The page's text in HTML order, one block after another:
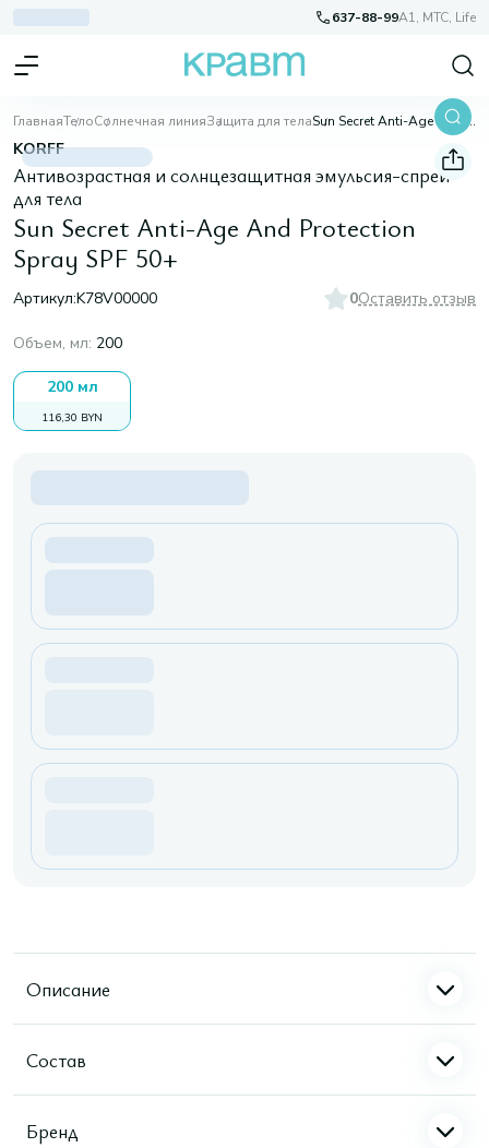
637-88-99A1, МТС, Life
ГлавнаяТелоСолнечная линияЗащита для тела Sun Secret Anti-Age And Protection Spray SPF 50+
KORFF
Антивозрастная и солнцезащитная эмульсия-спрей
для тела
Sun Secret Anti-Age And Protection
Spray SPF 50+
Артикул:K78V00000 0Оставить отзыв
Объем, мл: 200
200 мл
116,30 BYN
Описание
Состав
Бренд